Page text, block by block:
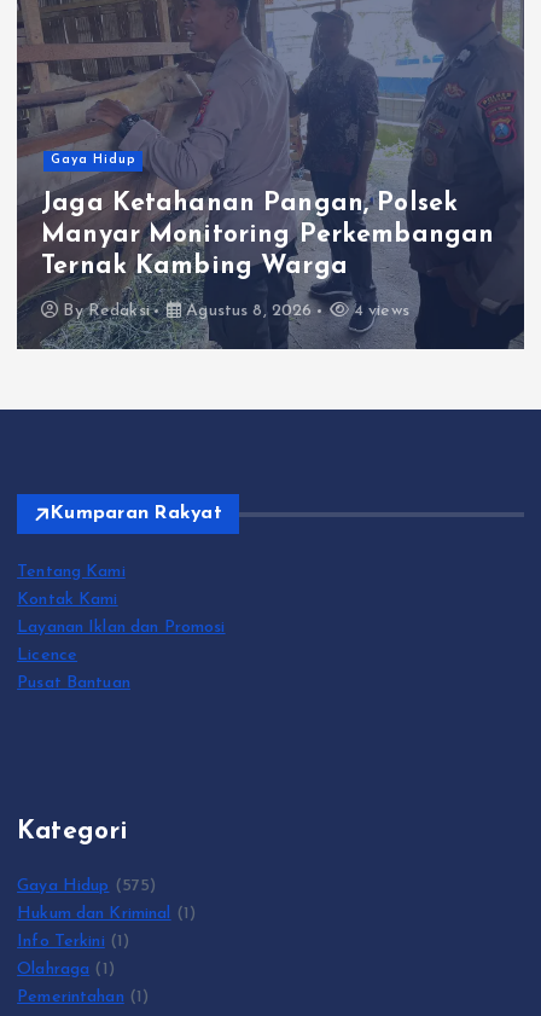
Pangan, Polsek
Perkembangan
Warga
8, 2026 4 views
Gaya Hidup
Satlantas
Kepedulian
Berkah
By Redaksi
Kumparan Rakyat
Tentang Kami
Kontak Kami
Layanan Iklan dan Promosi
Licence
Pusat Bantuan
Kategori
Gaya Hidup (575)
Hukum dan Kriminal
(1)
Info Terkini (1)
Olahraga (1)
Pemerintahan (1)